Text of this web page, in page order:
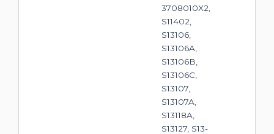
3708010X2,
S11402,
S13106,
S13106A,
S13106B,
S13106C,
S13107,
S13107A,
S13118A,
S13127, S13-